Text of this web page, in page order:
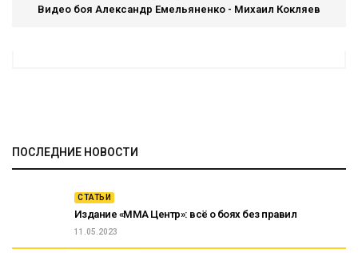
Видео боя Александр Емельяненко - Михаил Кокляев
ПОСЛЕДНИЕ НОВОСТИ
СТАТЬИ
Издание «ММА Центр»: всё о боях без правил
11.05.2023